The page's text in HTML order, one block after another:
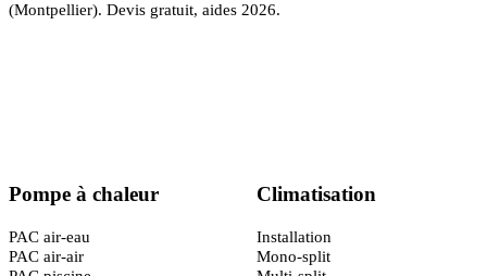
(Montpellier). Devis gratuit, aides 2026.
Pompe à chaleur
PAC air-eau
PAC air-air
Climatisation
Installation
Mono-split